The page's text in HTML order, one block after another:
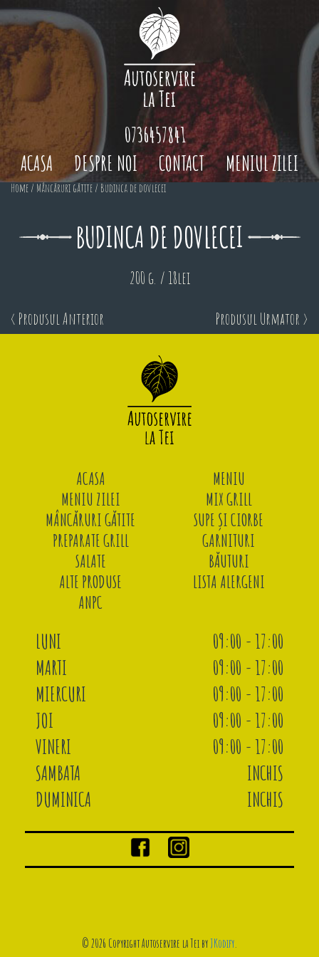
ACASA DESPRE NOI CONTACT MENIUL ZILEI
0736457841
Home / Mâncăruri gătite / Budinca de dovlecei
BUDINCA DE DOVLECEI
200 g. / 18lei
< Produsul Anterior Produsul Urmator >
ACASA
MENIU
MENIU ZILEI
MIX GRILL
MÂNCĂRURI GĂTITE
SUPE ȘI CIORBE
PREPARATE GRILL
GARNITURI
SALATE
BĂUTURI
ALTE PRODUSE
LISTA ALERGENI
ANPC
LUNI
09:00 - 17:00
MARTI
09:00 - 17:00
MIERCURI
09:00 - 17:00
JOI
09:00 - 17:00
VINERI
09:00 - 17:00
SAMBATA
INCHIS
DUMINICA
INCHIS
© 2026 Copyright Autoservire la Tei byJKodify.